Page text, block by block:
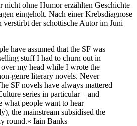
nicht ohne Humor erzählten Geschichte
eingeholt. Nach einer Krebsdiagnose
verstirbt der schottische Autor im Juni
have assumed that the SF was
stuff I had to churn out in
my head while I wrote the
genre literary novels. Never
SF novels have always mattered
series in particular – and
what people want to hear
the mainstream subsidised the
round.« Iain Banks